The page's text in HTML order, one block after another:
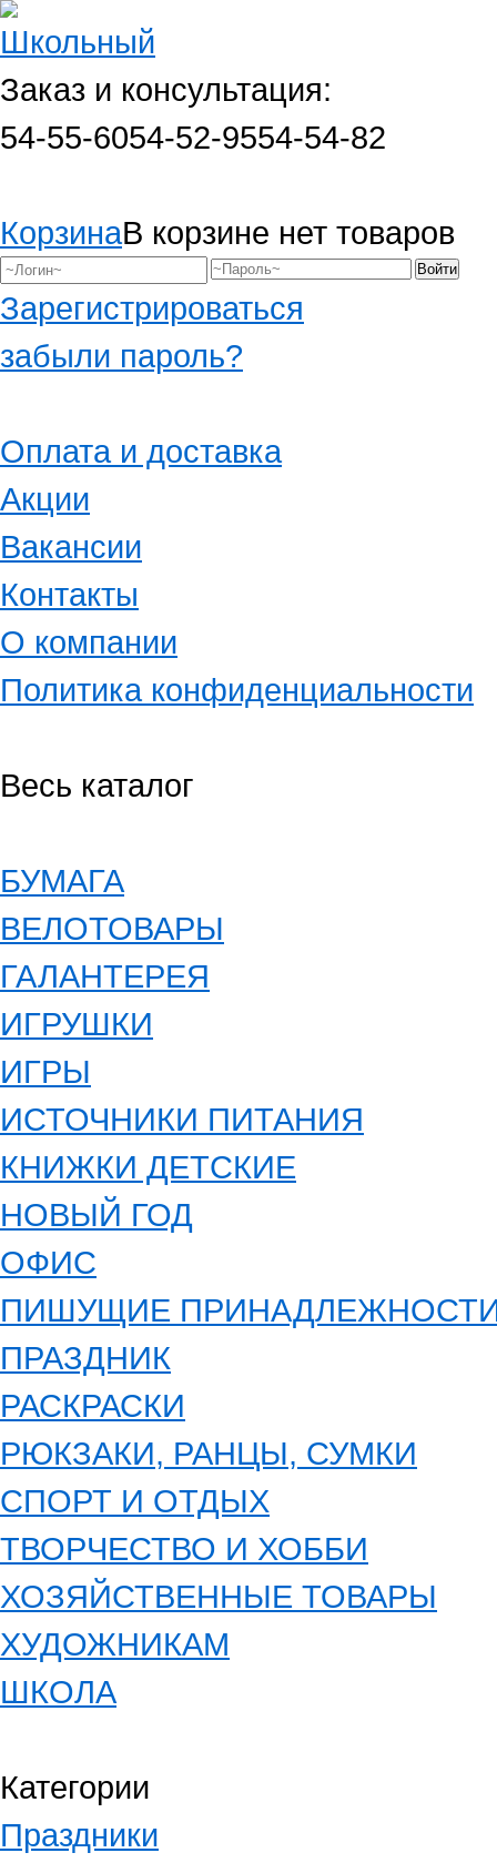
Заказ и консультация:
54-55-6054-52-9554-54-82
КорзинаВ корзине нет товаров
Зарегистрироваться
забыли пароль?
Оплата и доставка
Акции
Вакансии
Контакты
О компании
Политика конфиденциальности
Весь каталог
БУМАГА
ВЕЛОТОВАРЫ
ГАЛАНТЕРЕЯ
ИГРУШКИ
ИГРЫ
ИСТОЧНИКИ ПИТАНИЯ
КНИЖКИ ДЕТСКИЕ
НОВЫЙ ГОД
ОФИС
ПИШУЩИЕ
ПРАЗДНИК
РАСКРАСКИ
РЮКЗАКИ, РАНЦЫ, СУМКИ
СПОРТ И ОТДЫХ
ТВОРЧЕСТВО И ХОББИ
ХОЗЯЙСТВЕННЫЕ ТОВАРЫ
ХУДОЖНИКАМ
ШКОЛА
Категории
Праздники